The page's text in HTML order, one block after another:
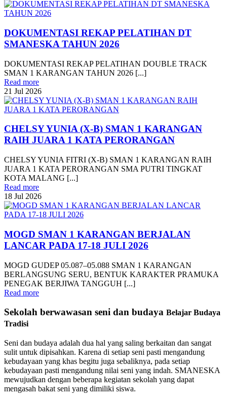
DOKUMENTASI REKAP PELATIHAN DT
SMANESKA TAHUN 2026
DOKUMENTASI REKAP PELATIHAN DOUBLE TRACK
SMAN 1 KARANGAN TAHUN 2026 [...]
Read more
21 Jul 2026
CHELSY YUNIA (X-B) SMAN 1 KARANGAN
RAIH JUARA 1 KATA PERORANGAN
CHELSY YUNIA FITRI (X-B) SMAN 1 KARANGAN RAIH
JUARA 1 KATA PERORANGAN SMA PUTRI TINGKAT
KOTA MALANG [...]
Read more
18 Jul 2026
MOGD SMAN 1 KARANGAN BERJALAN
LANCAR PADA 17-18 JULI 2026
MOGD GUDEP 05.087–05.088 SMAN 1 KARANGAN
BERLANGSUNG SERU, BENTUK KARAKTER PRAMUKA
PENEGAK BERJIWA TANGGUH [...]
Read more
Sekolah berwawasan seni dan budaya Belajar Budaya
Tradisi
Seni dan budaya adalah dua hal yang saling berkaitan dan sangat
sulit untuk dipisahkan. Karena di setiap seni pasti mengandung
kebudayaan yang khas begitu juga sebaliknya, pada setiap
kebudayaan pasti mengandung nilai seni yang indah. SMANESKA
mewujudkan dengan beberapa kegiatan sekolah yang dapat
mengasah bakat seni yang dimiliki siswa.